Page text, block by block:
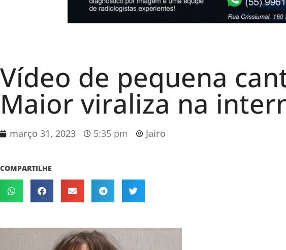
Vídeo de pequena
Maior viraliza na
março 31, 2023 5:35 pm Jairo
COMPARTILHE